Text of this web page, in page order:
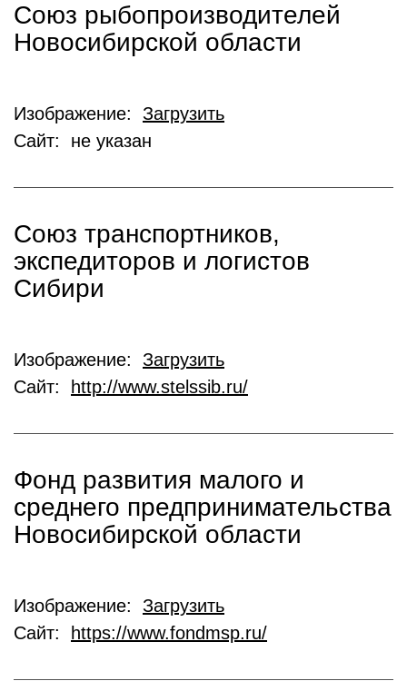
Союз рыбопроизводителей
Новосибирской области
Изображение: Загрузить
Сайт: не указан
Союз транспортников,
экспедиторов и логистов
Сибири
Изображение: Загрузить
Сайт:
http://www.stelssib.ru/
Фонд развития малого и
среднего предпринимательства
Новосибирской области
Изображение: Загрузить
Сайт:
https://www.fondmsp.ru/